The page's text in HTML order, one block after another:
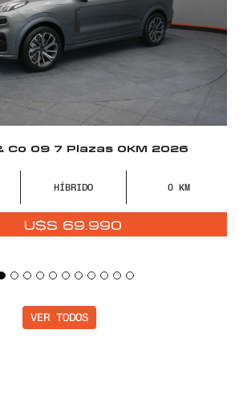
09 7 Plazas 0KM 2026
HÍBRIDO
U$S69.990
VER TODOS